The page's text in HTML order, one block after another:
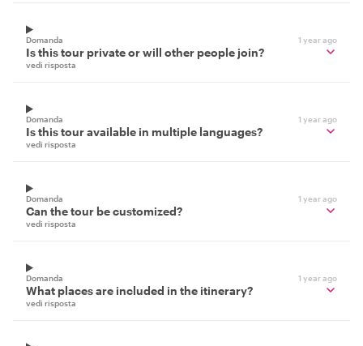
Domanda 1 year ago
Is this tour private or will other people join?
vedi risposta
Domanda 1 year ago
Is this tour available in multiple languages?
vedi risposta
Domanda 1 year ago
Can the tour be customized?
vedi risposta
Domanda 1 year ago
What places are included in the itinerary?
vedi risposta